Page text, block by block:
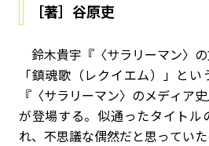
［著］谷原吏
鈴木貴宇『〈サラリーマン〉
「鎮魂歌（レクイエム）」と
『〈サラリーマン〉のメディア
が登場する。似通ったタイトル
れ、不思議な偶然だと思ってい